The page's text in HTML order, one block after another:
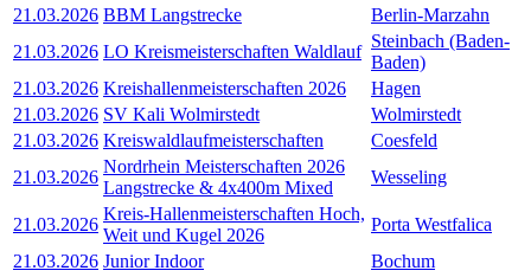
21.03.2026 BBM Langstrecke
Berlin-Marzahn
21.03.2026 LO Kreismeisterschaften Waldlauf
Steinbach (Baden-
Baden)
21.03.2026 Kreishallenmeisterschaften 2026
Hagen
21.03.2026 SV Kali Wolmirstedt
Wolmirstedt
21.03.2026 Kreiswaldlaufmeisterschaften
Coesfeld
21.03.2026
Nordrhein Meisterschaften 2026
Langstrecke & 4x400m Mixed
Wesseling
21.03.2026
Kreis-Hallenmeisterschaften Hoch,
Weit und Kugel 2026
Porta Westfalica
21.03.2026 Junior Indoor
Bochum